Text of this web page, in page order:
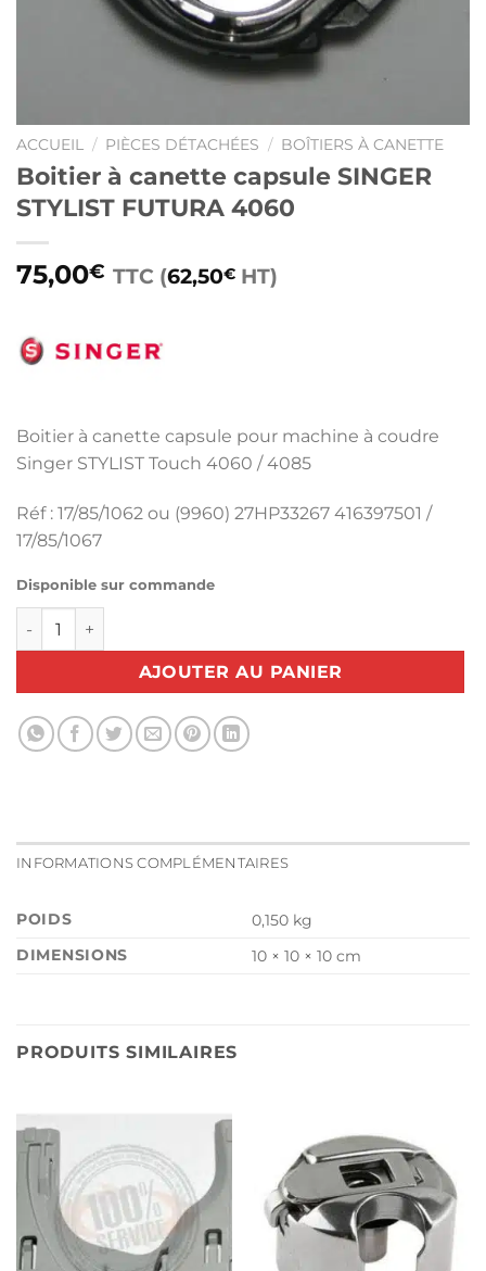
ACCUEIL / PIÈCES DÉTACHÉES / BOÎTIERS À CANETTE
Boitier à canette capsule SINGER
STYLIST FUTURA 4060
75,00€ TTC (62,50€ HT)
Boitier à canette capsule pour machine à coudre
Singer STYLIST Touch 4060 / 4085
Réf : 17/85/1062 ou (9960) 27HP33267 416397501 /
17/85/1067
Disponible sur commande
quantité de Boitier à canette capsule SINGER STYLIST
AJOUTER AU PANIER
INFORMATIONS COMPLÉMENTAIRES
POIDS
0,150 kg
DIMENSIONS
10 × 10 × 10 cm
PRODUITS SIMILAIRES